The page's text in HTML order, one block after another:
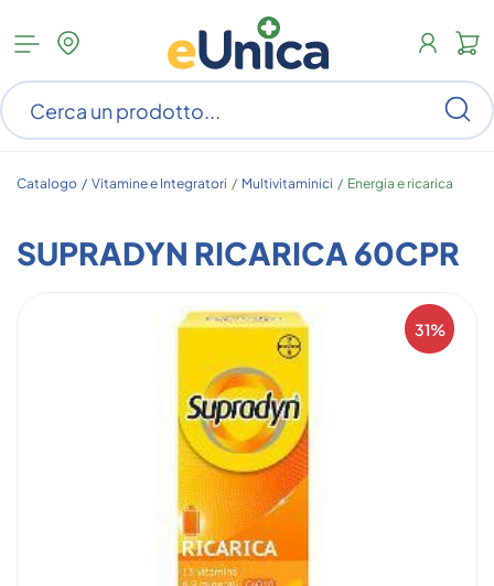
Apri
menu
categorie
Catalogo / Vitamine e Integratori / Multivitaminici / Energia e ricarica
SUPRADYN RICARICA 60CPR
31%